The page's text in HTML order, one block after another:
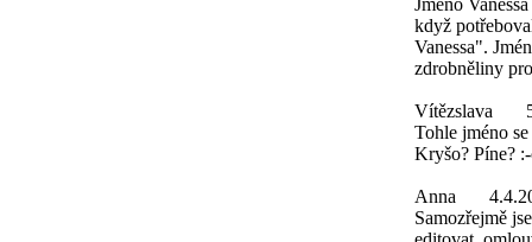
Jméno
když
Vanessa".
zdrobněliny
Vítězslava
Tohle jméno
Kryšo? Píne?
Anna
Samozřejmě